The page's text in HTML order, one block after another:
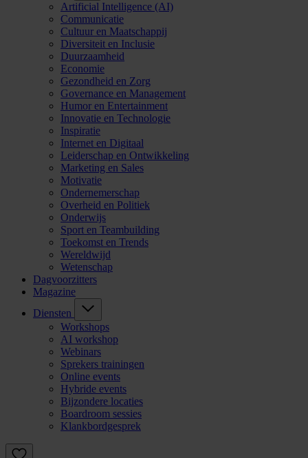
Artificial Intelligence (AI)
Communicatie
Cultuur en Maatschappij
Diversiteit en Inclusie
Duurzaamheid
Economie
Gezondheid en Zorg
Governance en Management
Humor en Entertainment
Innovatie en Technologie
Inspiratie
Internet en Digitaal
Leiderschap en Ontwikkeling
Marketing en Sales
Motivatie
Ondernemerschap
Overheid en Politiek
Onderwijs
Sport en Teambuilding
Toekomst en Trends
Wereldwijd
Wetenschap
Dagvoorzitters
Magazine
Diensten
Workshops
AI workshop
Webinars
Sprekers trainingen
Online events
Hybride events
Bijzondere locaties
Boardroom sessies
Klankbordgesprek